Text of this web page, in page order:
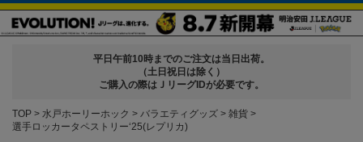
平日午前10時までのご注文は当日出荷。
（土日祝日は除く）
ご購入の際はＪリーグIDが必要です。
TOP 水戸ホーリーホック バラエティグッズ
雑貨
選手ロッカータペストリー‘25(レプリカ)